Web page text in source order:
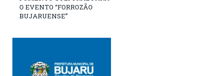
O EVENTO “FORROZÃO
BUJARUENSE”